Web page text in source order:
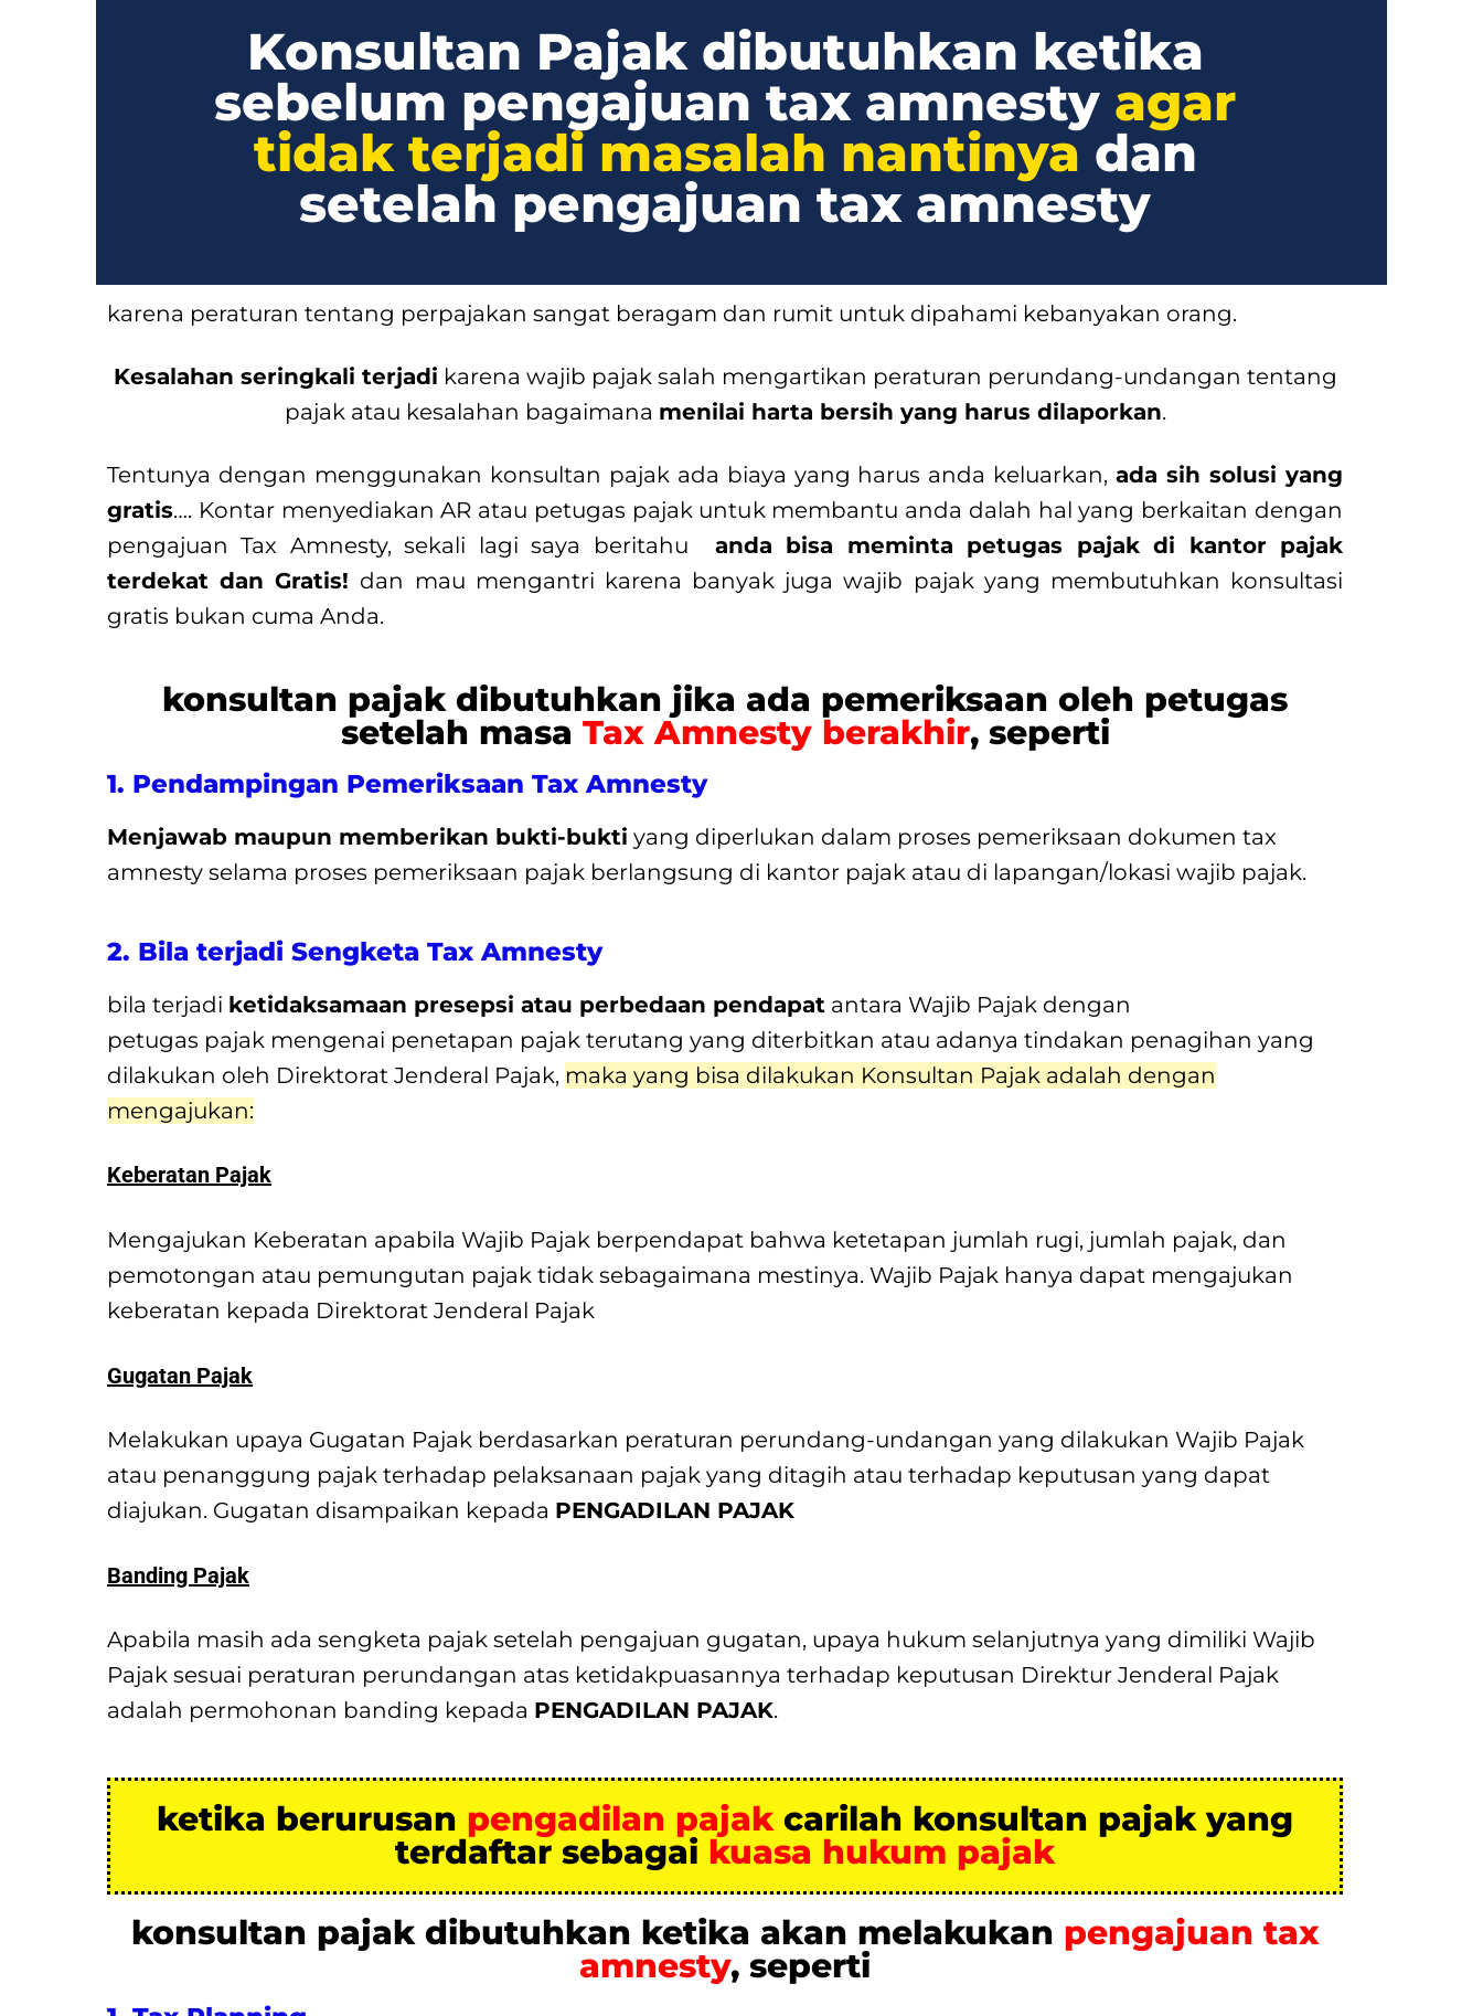
Konsultan Pajak dibutuhkan ketika
sebelum pengajuan tax amnesty agar
tidak terjadi masalah nantinya dan
setelah pengajuan tax amnesty
karena peraturan tentang perpajakan sangat beragam dan rumit untuk dipahami kebanyakan orang.
Kesalahan seringkali terjadi karena wajib pajak salah mengartikan peraturan perundang-undangan tentang
pajak atau kesalahan bagaimana menilai harta bersih yang harus dilaporkan.
Tentunya dengan menggunakan konsultan pajak ada biaya yang harus anda keluarkan,ada sih solusi yang
gratis…. Kontar menyediakan AR atau petugas pajak untuk membantu anda dalah hal yang berkaitan dengan
pengajuan Tax Amnesty, sekali lagi saya beritahu
anda bisa meminta petugas pajak di kantor pajak
terdekat dan Gratis! dan mau mengantri karena banyak juga wajib pajak yang membutuhkan konsultasi
gratis bukan cuma Anda.
konsultan pajak dibutuhkan jika ada pemeriksaan oleh petugas
setelah masa Tax Amnesty berakhir, seperti
1. Pendampingan Pemeriksaan Tax Amnesty
Menjawab maupun memberikan bukti-bukti yang diperlukan dalam proses pemeriksaan dokumen tax
amnesty selama proses pemeriksaan pajak berlangsung di kantor pajak atau di lapangan/lokasi wajib pajak.
2. Bila terjadi Sengketa Tax Amnesty
bila terjadi ketidaksamaan presepsi atau perbedaan pendapat antara Wajib Pajak dengan
petugas pajak mengenai penetapan pajak terutang yang diterbitkan atau adanya tindakan penagihan yang
dilakukan oleh Direktorat Jenderal Pajak, maka yang bisa dilakukan Konsultan Pajak adalah dengan
mengajukan:
Keberatan Pajak
Mengajukan Keberatan apabila Wajib Pajak berpendapat bahwa ketetapan jumlah rugi, jumlah pajak, dan
pemotongan atau pemungutan pajak tidak sebagaimana mestinya. Wajib Pajak hanya dapat mengajukan
keberatan kepada Direktorat Jenderal Pajak
Gugatan Pajak
Melakukan upaya Gugatan Pajak berdasarkan peraturan perundang-undangan yang dilakukan Wajib Pajak
atau penanggung pajak terhadap pelaksanaan pajak yang ditagih atau terhadap keputusan yang dapat
diajukan. Gugatan disampaikan kepada PENGADILAN PAJAK
Banding Pajak
Apabila masih ada sengketa pajak setelah pengajuan gugatan, upaya hukum selanjutnya yang dimiliki Wajib
Pajak sesuai peraturan perundangan atas ketidakpuasannya terhadap keputusan Direktur Jenderal Pajak
adalah permohonan banding kepada PENGADILAN PAJAK.
ketika berurusan pengadilan pajak carilah konsultan pajak yang
terdaftar sebagai kuasa hukum pajak
konsultan pajak dibutuhkan ketika akan melakukan pengajuan tax
amnesty, seperti